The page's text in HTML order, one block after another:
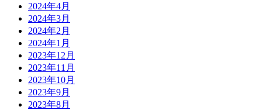
2024年4月
2024年3月
2024年2月
2024年1月
2023年12月
2023年11月
2023年10月
2023年9月
2023年8月